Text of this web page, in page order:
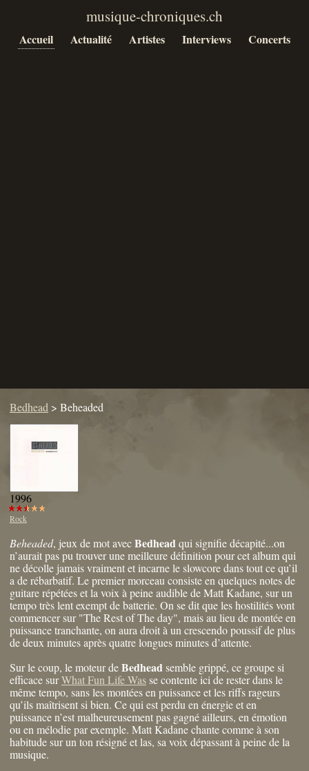
Accueil Actualité Artistes Interviews Concerts
Bedhead > Beheaded
1996
Rock
Beheaded, jeux de mot avecBedheadqui signifie décapité...on
n’aurait pas pu trouver une meilleure définition pour cet album qui
ne décolle jamais vraiment et incarne le slowcore dans tout ce qu’il
a de rébarbatif. Le premier morceau consiste en quelques notes de
guitare répétées et la voix à peine audible de Matt Kadane, sur un
tempo très lent exempt de batterie. On se dit que les hostilités vont
commencer sur "The Rest of The day", mais au lieu de montée en
puissance tranchante, on aura droit à un crescendo poussif de plus
de deux minutes après quatre longues minutes d’attente.
Sur le coup, le moteur deBedheadsemble grippé, ce groupe si
efficace surWhat Fun Life Wasse contente ici de rester dans le
même tempo, sans les montées en puissance et les riffs rageurs
qu’ils maîtrisent si bien. Ce qui est perdu en énergie et en
puissance n’est malheureusement pas gagné ailleurs, en émotion
ou en mélodie par exemple. Matt Kadane chante comme à son
habitude sur un ton résigné et las, sa voix dépassant à peine de la
musique.